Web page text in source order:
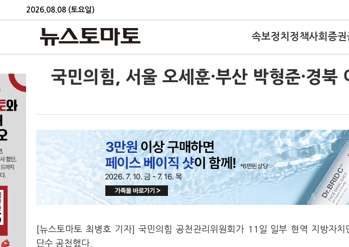
2026.08.08 (토요일)
속보정치 정책사회 증권
국민의힘, 서울 오세훈·부산 박형준·경북
[뉴스토마토 최병호 기자] 국민의힘 공천관리위원회가 11일 일부 현역 지방자치
단수 공천했다.